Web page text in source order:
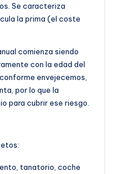
Se caracteriza
la prima (el coste
comienza siendo
con la edad del
envejecemos,
por lo que la
para cubrir ese riesgo.
tanatorio, coche